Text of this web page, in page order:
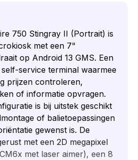
750 Stingray II (Portrait) is
met een 7"
op Android 13 GMS. Een
service terminal waarmee
prijzen controleren,
of informatie opvragen.
is bij uitstek geschikt
of balietoepassingen
gewenst is. De
met een 2D megapixel
met laser aimer), een 8